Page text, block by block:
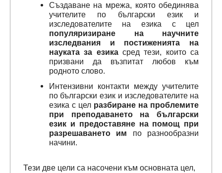
Създаване на мрежа, която обединява
учителите по български език и
изследователите на езика с цел
популяризиране на научните
изследвания и постиженията на
науката за езикасред тези, които са
призвани да възпитат любов към
родното слово.
Интензивни контакти между учителите
по български език и изследователите на
езика с цел разбиране на проблемите
при преподаването на български
език и предоставяне на помощ при
разрешаването им по разнообразни
начини.
Тези две цели са насочени към основната цел,